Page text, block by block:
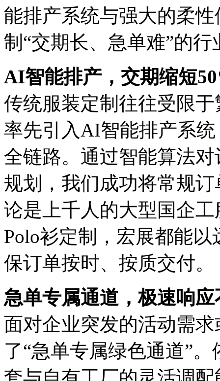
能排产系统与强大的柔
制“交期长、急单难”的行
AI智能排产，交期缩短
传统服装定制往往受限
率先引入AI智能排产系
全链路。通过智能算法
规划，我们成功将常规
论是上千人的大型国企
Polo衫定制，宏展都能
保订单按时、按质交付。
急单专属通道，极速响
面对企业突发的活动需
了“急单专属绿色通道”